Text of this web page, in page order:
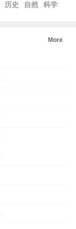
历史 自然
科学
More